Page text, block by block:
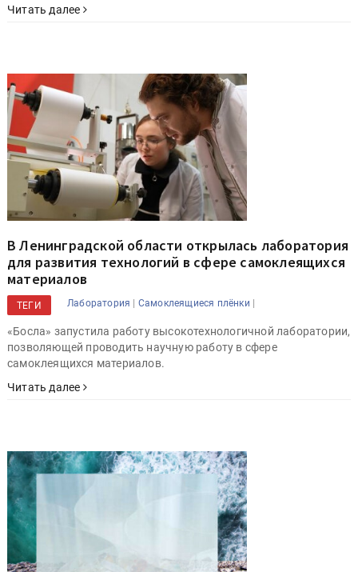
Читать далее
В Ленинградской области открылась лаборатория
для развития технологий в сфере самоклеящихся
материалов
ТЕГИ Лаборатория | Самоклеящиеся плёнки |
«Босла» запустила работу высокотехнологичной лаборатории,
позволяющей проводить научную работу в сфере
самоклеящихся материалов.
Читать далее